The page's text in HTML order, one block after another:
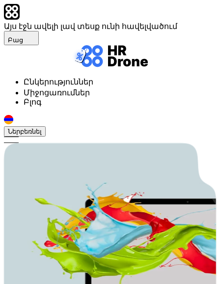
Այս էջն ավելի լավ տեսք ունի հավելվածում
Բաց
Ընկերություններ
Միջոցառումներ
Բլոգ
Ներբեռնել